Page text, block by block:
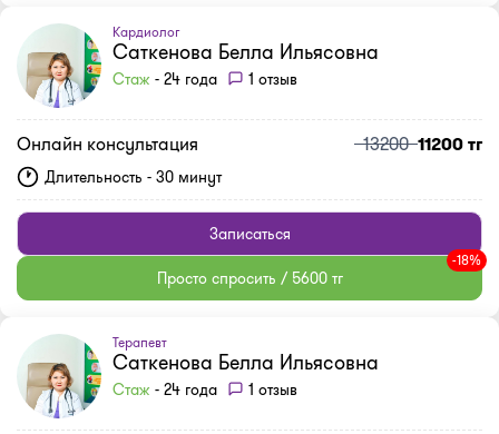
Кардиолог
Саткенова Белла Ильясовна
Стаж - 24 года 1 отзыв
Онлайн консультация 1320011200 тг
Длительность - 30 минут
Записаться
Просто спросить / 5600 тг
-18%
Терапевт
Саткенова Белла Ильясовна
Стаж - 24 года 1 отзыв